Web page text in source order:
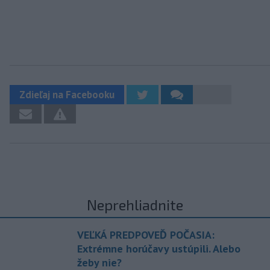
Zdieľaj na Facebooku
Neprehliadnite
VEĽKÁ PREDPOVEĎ POČASIA:
Extrémne horúčavy ustúpili. Alebo
žeby nie?